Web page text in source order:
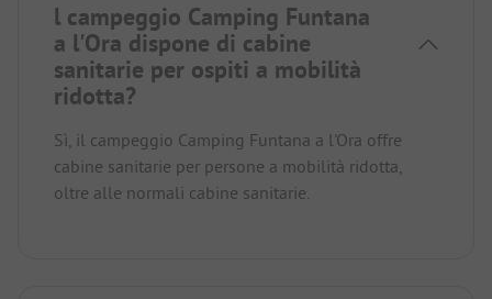
l campeggio Camping Funtana
a l'Ora dispone di cabine
sanitarie per ospiti a mobilità
ridotta?
Sì, il campeggio Camping Funtana a l'Ora offre
cabine sanitarie per persone a mobilità ridotta,
oltre alle normali cabine sanitarie.